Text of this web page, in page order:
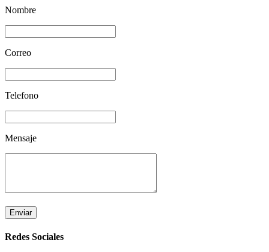
Nombre
Correo
Telefono
Mensaje
Enviar
Redes Sociales